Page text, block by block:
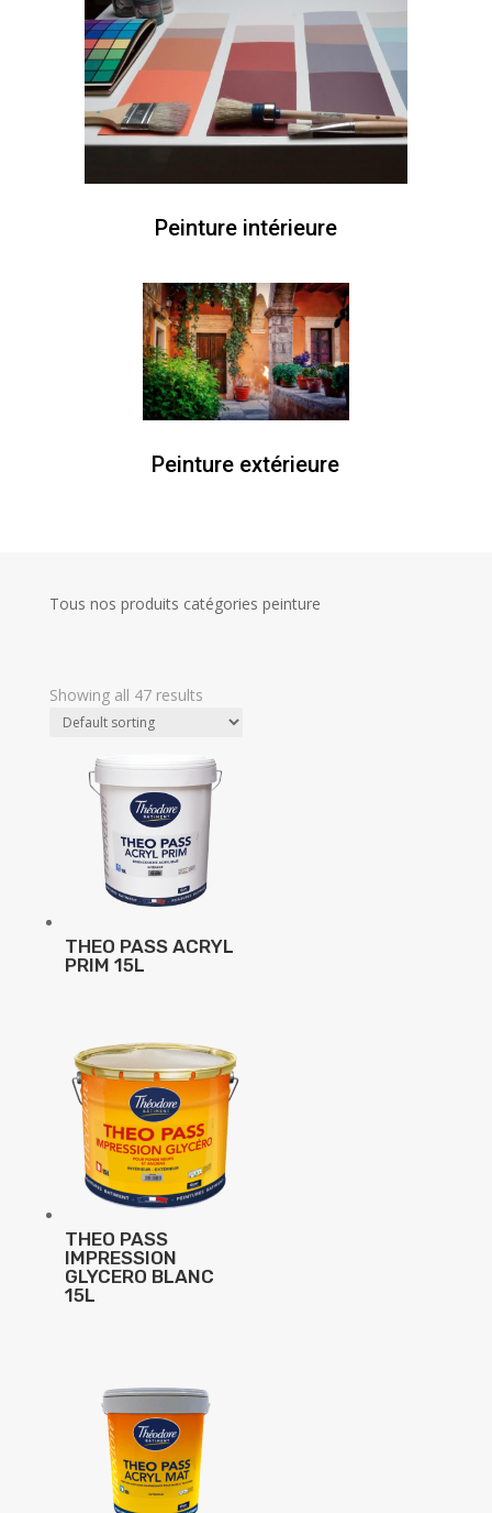
Peinture intérieure
Peinture extérieure
Tous nos produits catégories peinture
Showing all 47 results
THEO PASS ACRYL
PRIM 15L
THEO PASS
IMPRESSION
GLYCERO BLANC
15L